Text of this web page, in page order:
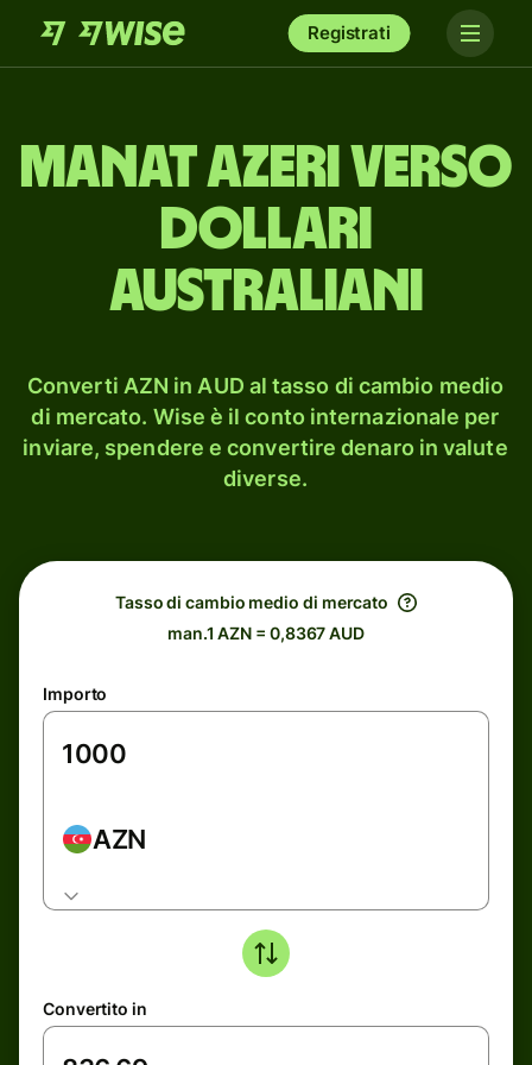
Registrati
manat azeri verso
dollari
australiani
Converti AZN in AUD al tasso di cambio medio
di mercato. Wise è il conto internazionale per
inviare, spendere e convertire denaro in valute
diverse.
Tasso di cambio medio di mercato
man.1 AZN = 0,8367 AUD
Importo
AZN
Convertito in